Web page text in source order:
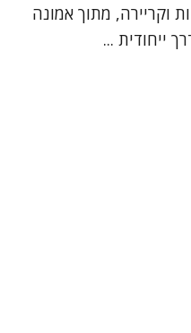
וקריירה, מתוך אמונה
ייחודית ...